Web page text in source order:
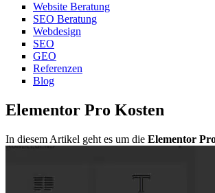
Website Beratung
SEO Beratung
Webdesign
SEO
GEO
Referenzen
Blog
Elementor Pro Kosten
In diesem Artikel geht es um die Elementor